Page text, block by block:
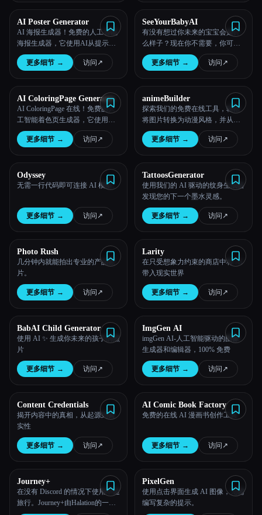
AI Poster Generator
AI 海报生成器！免费的人工智能
海报生成器，它使用AI从提示词
生成海报
更多细节 → 访问 ↗︎
SeeYourBabyAI
有没有想过你未来的宝宝会是什
么样子？现在你不需要，你可以
看到了！
更多细节 → 访问 ↗︎
AI ColoringPage Generator
AI ColoringPage 在线！免费的人
工智能着色页生成器，它使用人
工智能根据提示词生成彩页。
更多细节 → 访问 ↗︎
animeBuilder
探索我们的免费在线工具，轻松
将图片转换为动漫风格，并从文
本生成艺术图像。毫不费力地释
放你的创造力！
更多细节 → 访问 ↗︎
Odyssey
无需一行代码即可连接 AI 模型。
更多细节 → 访问 ↗︎
TattoosGenerator
使用我们的 AI 驱动的纹身生成器
发现您的下一个墨水灵感。
更多细节 → 访问 ↗︎
Photo Rush
几分钟内就能拍出专业的产品照
片。
更多细节 → 访问 ↗︎
Larity
在只受想象力约束的商店中将 AI
带入现实世界
更多细节 → 访问 ↗︎
BabAI Child Generator
使用 AI ✨ 生成你未来的孩子的照
片
更多细节 → 访问 ↗︎
ImgGen AI
imgGen AI-人工智能驱动的图像
生成器和编辑器，100% 免费
更多细节 → 访问 ↗︎
Content Credentials
揭开内容中的真相，从起源到真
实性
更多细节 → 访问 ↗︎
AI Comic Book Factory
免费的在线 AI 漫画书创作工具
更多细节 → 访问 ↗︎
Journey+
在没有 Discord 的情况下使用中途
旅行。Journey+由Halation的一个
PixelGen
使用点击界面生成 AI 图像，无需
编写复杂的提示。